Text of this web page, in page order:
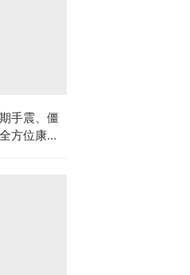
手震、僵
方位康復